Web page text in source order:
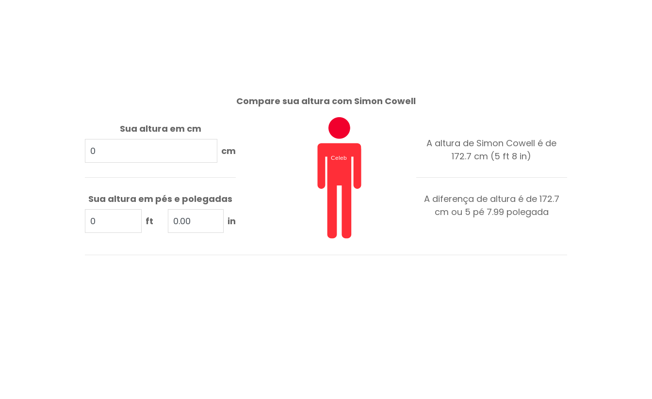
Compare sua altura com Simon Cowell
Sua altura em cm
cm
Sua altura em pés e polegadas
ft
in
A altura de Simon Cowell é de
172.7 cm (5 ft 8 in)
A diferença de altura é de 172.7
cm ou 5 pé 7.99 polegada